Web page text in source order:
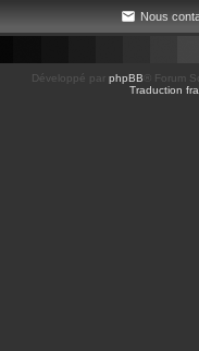
Nous
Développé par phpBB ® Forum
Traduction